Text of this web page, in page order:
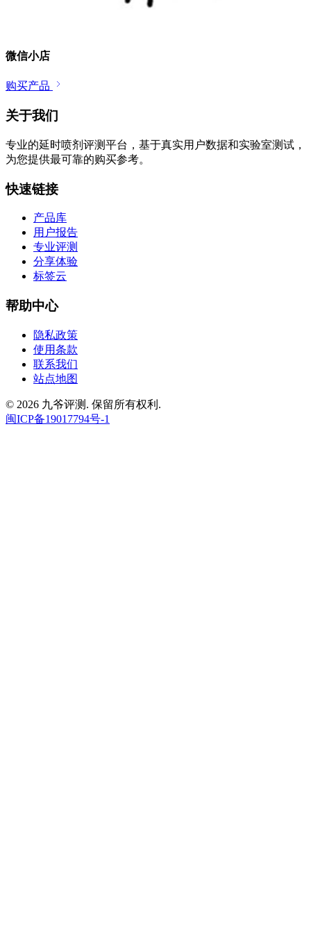
微信小店
购买产品
关于我们
专业的延时喷剂评测平台，基于真实用户数据和实验室测试，
为您提供最可靠的购买参考。
快速链接
产品库
用户报告
专业评测
分享体验
标签云
帮助中心
隐私政策
使用条款
联系我们
站点地图
© 2026 九爷评测. 保留所有权利.
闽ICP备19017794号-1